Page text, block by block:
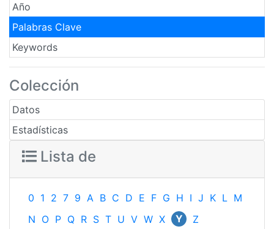
Año
Palabras Clave
Keywords
Colección
Datos
Estadísticas
Lista de
0 1 2 7 9 A B C D E F G H I J K L M
N O P Q R S T U V W X Y Z